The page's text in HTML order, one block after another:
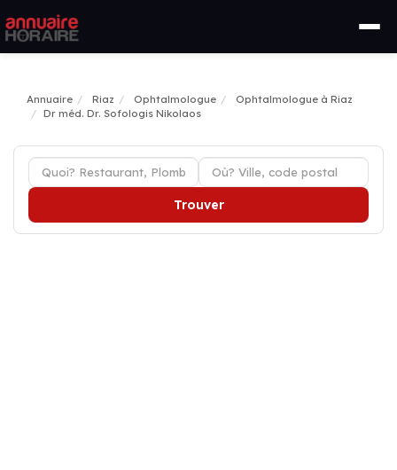
Annuaire Riaz Ophtalmologue
Ophtalmologue à Riaz
Dr méd. Dr. Sofologis Nikolaos
Trouver